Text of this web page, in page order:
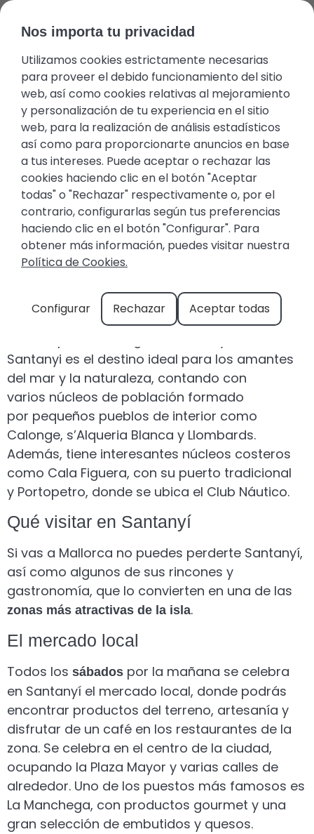
Área del huésped Favoritos
+34 971 645 422
Propietarios
El municipio de Santanyi
y las características
naturales de Mallorca
municipio de Santanyi posee las características
naturales de Mallorca , además de ser rico en
Santanyi es el destino ideal para los amantes
del mar y la naturaleza, contando con
varios núcleos de población formado
por pequeños pueblos de interior como
Calonge, s’Alqueria Blanca y Llombards.
Además, tiene interesantes núcleos costeros
como Cala Figuera, con su puerto tradicional
y Portopetro, donde se ubica el Club Náutico.
Qué visitar en Santanyí
Si vas a Mallorca no puedes perderte Santanyí,
así como algunos de sus rincones y
gastronomía, que lo convierten en una de las
zonas más atractivas de la isla.
El mercado local
Todos los sábados por la mañana se celebra
en Santanyí el mercado local, donde podrás
encontrar productos del terreno, artesanía y
disfrutar de un café en los restaurantes de la
zona. Se celebra en el centro de la ciudad,
ocupando la Plaza Mayor y varias calles de
alrededor. Uno de los puestos más famosos es
La Manchega, con productos gourmet y una
gran selección de embutidos y quesos.
Nos importa tu privacidad
Utilizamos cookies estrictamente necesarias
para proveer el debido funcionamiento del sitio
web, así como cookies relativas al mejoramiento
y personalización de tu experiencia en el sitio
web, para la realización de análisis estadísticos
así como para proporcionarte anuncios en base
a tus intereses. Puede aceptar o rechazar las
cookies haciendo clic en el botón "Aceptar
todas" o "Rechazar" respectivamente o, por el
contrario, configurarlas según tus preferencias
haciendo clic en el botón "Configurar". Para
obtener más información, puedes visitar nuestra
Política de Cookies.
Configurar Rechazar Aceptar todas